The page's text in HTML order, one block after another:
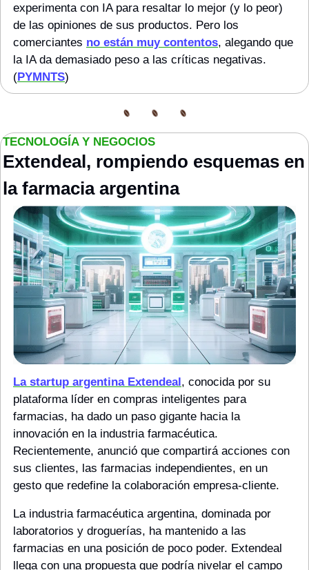
experimenta con IA para resaltar lo mejor (y lo peor)
de las opiniones de sus productos. Pero los
comerciantes no están muy contentos, alegando que
la IA da demasiado peso a las críticas negativas.
(PYMNTS)
TECNOLOGÍA Y NEGOCIOS
Extendeal, rompiendo esquemas en
la farmacia argentina
La startup argentina Extendeal , conocida por su
plataforma líder en compras inteligentes para
farmacias, ha dado un paso gigante hacia la
innovación en la industria farmacéutica.
Recientemente, anunció que compartirá acciones con
sus clientes, las farmacias independientes, en un
gesto que redefine la colaboración empresa-cliente.
La industria farmacéutica argentina, dominada por
laboratorios y droguerías, ha mantenido a las
farmacias en una posición de poco poder. Extendeal
llega con una propuesta que podría nivelar el campo